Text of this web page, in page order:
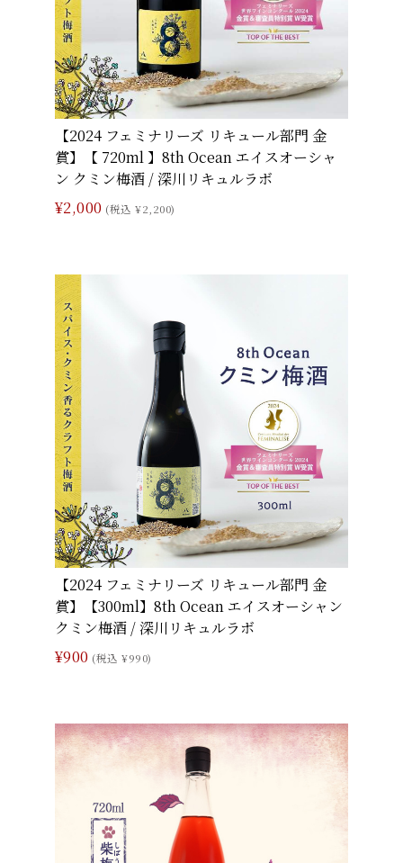
【2024 フェミナリーズ リキュール部門 金
賞】【 720ml 】8th Ocean エイスオーシャ
ン クミン梅酒 / 深川リキュルラボ
¥2,000 (税込 ¥2,200)
【2024 フェミナリーズ リキュール部門 金
賞】【300ml】8th Ocean エイスオーシャン
クミン梅酒 / 深川リキュルラボ
¥900 (税込 ¥990)